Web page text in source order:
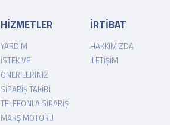
HİZMETLER
YARDIM
İSTEK VE
ÖNERILERINIZ
SIPARIŞ TAKIBI
TELEFONLA SIPARIŞ
MARŞ MOTORU
İRTİBAT
HAKKIMIZDA
İLETIŞIM